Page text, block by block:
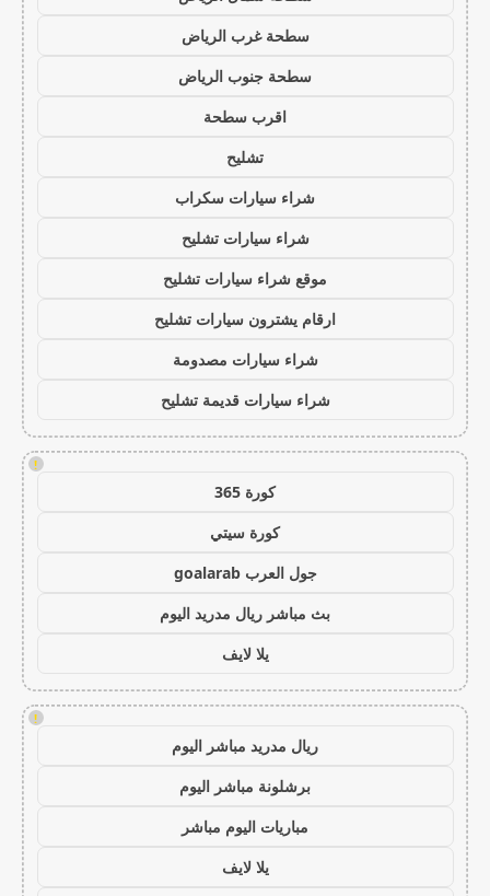
سطحة غرب الرياض
سطحة جنوب الرياض
اقرب سطحة
تشليح
شراء سيارات سكراب
شراء سيارات تشليح
موقع شراء سيارات تشليح
ارقام يشترون سيارات تشليح
شراء سيارات مصدومة
شراء سيارات قديمة تشليح
!
كورة 365
كورة سيتي
جول العرب goalarab
بث مباشر ريال مدريد اليوم
يلا لايف
!
ريال مدريد مباشر اليوم
برشلونة مباشر اليوم
مباريات اليوم مباشر
يلا لايف